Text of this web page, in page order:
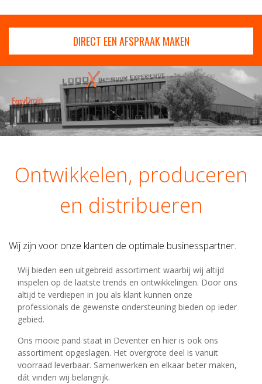
DIRECT EEN AFSPRAAK MAKEN
Ontwikkelen, produceren
en distribueren
Wij zijn voor onze klanten de optimale businesspartner.
Wij bieden een uitgebreid assortiment waarbij wij altijd
inspelen op de laatste trends en ontwikkelingen. Door ons
altijd te verdiepen in jou als klant kunnen onze
professionals de gewenste ondersteuning bieden op ieder
gebied.
Ons mooie pand staat in Deventer en hier is ook ons
assortiment opgeslagen. Het overgrote deel is vanuit
voorraad leverbaar. Samenwerken en elkaar beter maken,
dát vinden wij belangrijk.